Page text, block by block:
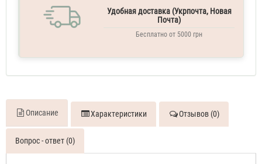
Удобная доставка (Укрпочта, Новая
Почта)
Бесплатно от 5000 грн
Описание Характеристики Отзывов (0)
Вопрос - ответ (0)